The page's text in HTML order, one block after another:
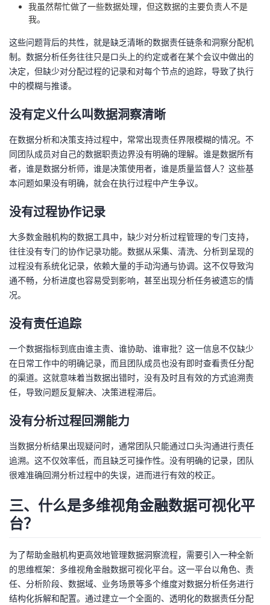
我虽然帮忙做了一些数据处理，但这数据的主要负责人不是
我。
这些问题背后的共性，就是缺乏清晰的数据责任链条和洞察分配机
制。数据分析任务往往只是口头上的约定或者在某个会议中做出的
决定，但缺少对分配过程的记录和对每个节点的追踪，导致了执行
中的模糊与推诿。
没有定义什么叫数据洞察清晰
在数据分析和决策支持过程中，常常出现责任界限模糊的情况。不
同团队成员对自己的数据职责边界没有明确的理解。谁是数据所有
者，谁是数据分析师，谁是决策使用者，谁是质量监督人？这些基
本问题如果没有明确，就会在执行过程中产生争议。
没有过程协作记录
大多数金融机构的数据工具中，缺少对分析过程管理的专门支持，
往往没有专门的协作记录功能。数据从采集、清洗、分析到呈现的
过程没有系统化记录，依赖大量的手动沟通与协调。这不仅导致沟
通不畅，分析进度也容易受到影响，甚至出现分析任务被遗忘的情
况。
没有责任追踪
一个数据指标到底由谁主责、谁协助、谁审批？这一信息不仅缺少
在日常工作中的明确记录，而且团队成员也没有即时查看责任分配
的渠道。这就意味着当数据出错时，没有及时且有效的方式追溯责
任，导致问题反复解决、决策进程滞后。
没有分析过程回溯能力
当数据分析结果出现疑问时，通常团队只能通过口头沟通进行责任
追溯。这不仅效率低，而且缺乏可操作性。没有明确的记录，团队
很难准确回溯分析过程中的失误，进而进行有效的校正。
三、什么是多维视角金融数据可视化平
台？
为了帮助金融机构更高效地管理数据洞察流程，需要引入一种全新
的思维框架：多维视角金融数据可视化平台。这一平台以角色、责
任、分析阶段、数据域、业务场景等多个维度对数据分析任务进行
结构化拆解和配置。通过建立一个全面的、透明化的数据责任分配